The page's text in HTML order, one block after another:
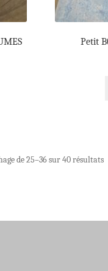
Petit
de 25–36 sur 40 résultats